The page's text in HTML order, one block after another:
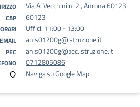
Via A. Vecchini n. 2 , Ancona 60123
CAP 60123
ORARI Uffici: 11:00 - 13:00
EMAIL anis01200g@istruzione.it
PEC anis01200g@pec.istruzione.it
0712805086
Naviga su Google Map